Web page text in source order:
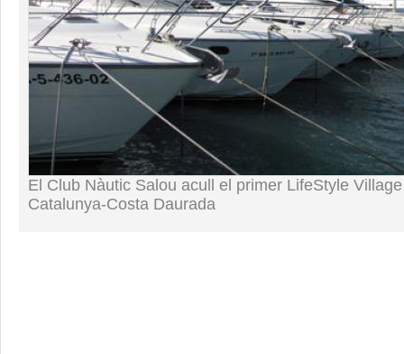
El Club Nàutic Salou acull el primer LifeStyle
Catalunya-Costa Daurada